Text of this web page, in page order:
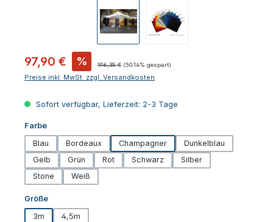
Verkaufspreis:
97,90 € % Regulärer Preis:
196,35 € (50.14% gespart)
Preise inkl. MwSt. zzgl. Versandkosten
Sofort verfügbar, Lieferzeit: 2-3 Tage
Farbeauswählen
Blau
Bordeaux Champagner
Dunkelblau
Gelb
Grün Rot Schwarz
Silber
Stone
Weiß
Größeauswählen
3m
4,5m